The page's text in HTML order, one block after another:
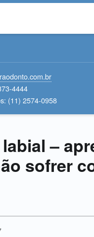
4444
(11) 2574-0958
–
sofrer